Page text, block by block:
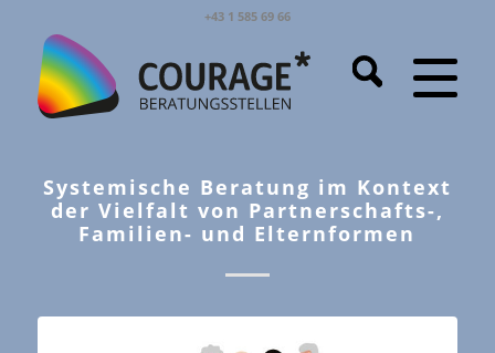
+43 1 585 69 66
Systemische Beratung im Kontext
der Vielfalt von Partnerschafts-,
Familien- und Elternformen